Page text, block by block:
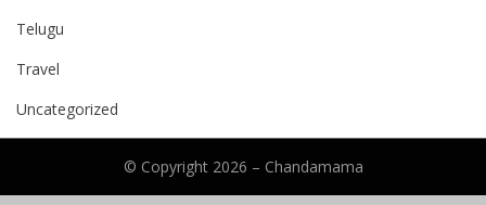
Telugu
Travel
Uncategorized
© Copyright 2026 – Chandamama
Anther Theme byDesignOrbital⋅Powered byWordPress